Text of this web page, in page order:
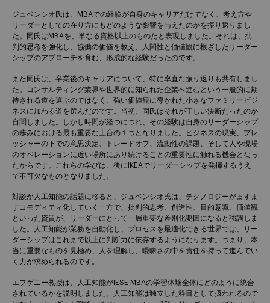
ジュベンシオ氏は、MBAでの経験が自身のキャリアだけでなく、考え方や
リーダーとしての在り方にもどのような影響を与えたのかを振り返りまし
た。同氏はMBAを、単なる資格以上のものだと表現しました。それは、批
判的思考を強化し、協働の価値を教え、人間性と価値観に根ざしたリーダー
シップのアプローチを育む、形成的な経験だったのです。
また同氏は、卒業後のキャリアについて、特に率直な振り返りも共有しまし
た。コンサルティング業界や世界的に知られた企業へ進むという一般的に期
待される道を選ぶのではなく、強い価値観に導かれた小さなファミリービジ
ネスに加わる道を選んだのです。当初、同氏はそれが正しい決断だったのか
自問しました。しかし時間が経つにつれ、その経験は自身のリーダーシップ
の歩みにおける最も重要な土台の１つとなりました。ビジネスの現実、プレ
ッシャーの下での意思決定、トレードオフ、流動性の課題、そして人や現場
のオペレーションに近い場所にあり続けることの重要性に触れる機会となっ
たからです。これらの学びは、後にIKEAでリーダーシップを発揮するうえ
で不可欠なものとなりました。
対談が人工知能の話題に移ると、ジュベンシオ氏は、テクノロジーがますま
すコモディティ化していく一方で、批判的思考、創造性、目的意識、価値観
といった資質が、リーダーにとって一層重要な差別化要因になると強調しま
した。人工知能が業務を自動化し、プロセスを最適化できる世界では、リー
ダーシップはこれまで以上に判断力に依存するようになります。つまり、本
当に重要なものを見極め、人を理解し、曖昧さの中を責任を持って進んでい
く力が求められるのです。
エフゲニー教授は、人工知能がIESE MBAの学習体験全体にどのように統合
されているかを説明しました。人工知能は独立した科目として扱われるので